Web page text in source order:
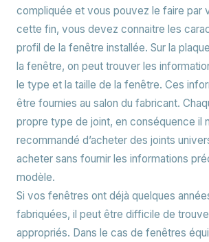
compliquée et vous pouvez le faire par
cette fin, vous devez connaitre les
profil de la fenêtre installée. Sur la
la fenêtre, on peut trouver les
le type et la taille de la fenêtre. Ces
être fournies au salon du fabricant.
propre type de joint, en conséquence il
recommandé d’acheter des joints
acheter sans fournir les informations
modèle.
Si vos fenêtres ont déjà quelques
fabriquées, il peut être difficile de
appropriés. Dans le cas de fenêtres